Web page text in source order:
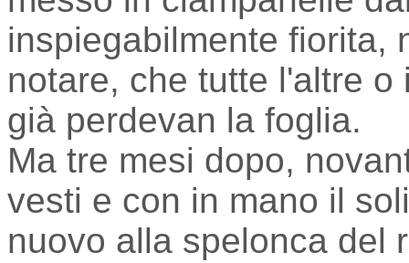
inspiegabilmente fiorita,
notare, che tutte l'altre
già perdevan la foglia.
Ma tre mesi dopo,
vesti e con in mano il
nuovo alla spelonca del